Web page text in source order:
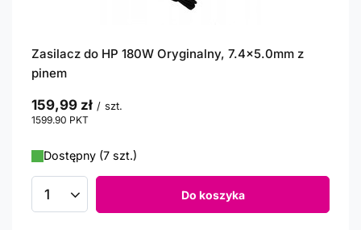
Zasilacz do HP 180W Oryginalny, 7.4x5.0mm z
pinem
159,99 zł / szt.
1599.90 PKT
Dostępny (7 szt.)
Ilość produktów Do koszyka